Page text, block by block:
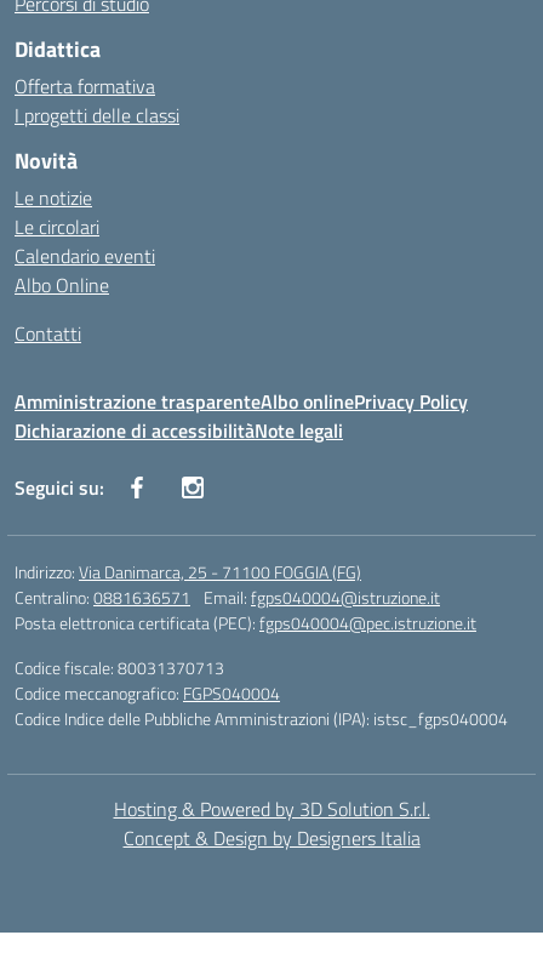
Didattica
Offerta formativa
I progetti delle classi
Novità
Le notizie
Le circolari
Calendario eventi
Albo Online
Contatti
Amministrazione trasparenteAlbo onlinePrivacy Policy
Dichiarazione di accessibilitàNote legali
Seguici su:
Indirizzo:Via Danimarca, 25 - 71100 FOGGIA (FG)
Centralino:0881636571 Email:fgps040004@istruzione.it
Posta elettronica certificata (PEC):fgps040004@pec.istruzione.it
Codice fiscale: 80031370713
Codice meccanografico: FGPS040004
Codice Indice delle Pubbliche Amministrazioni (IPA): istsc_fgps040004
Hosting & Powered by 3D Solution S.r.l.
Concept & Design by Designers Italia